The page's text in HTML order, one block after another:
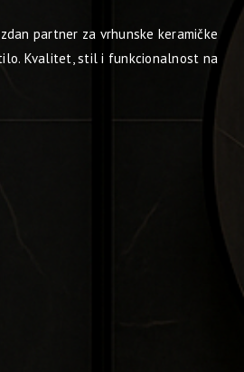
partner za vrhunske keramičke
Kvalitet, stil i funkcionalnost na